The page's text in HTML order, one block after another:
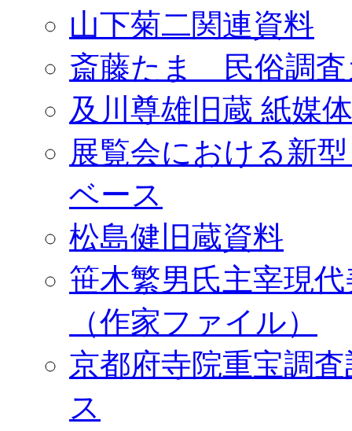
山下菊二関連資料
斎藤たま 民俗調査
及川尊雄旧蔵 紙媒
展覧会における新
ベース
松島健旧蔵資料
笹木繁男氏主宰現
（作家ファイル）
京都府寺院重宝調
ス